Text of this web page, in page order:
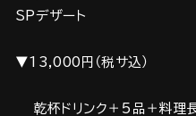
SPデザート
▼13,000円（税サ込）
乾杯ドリンク＋5品＋料理